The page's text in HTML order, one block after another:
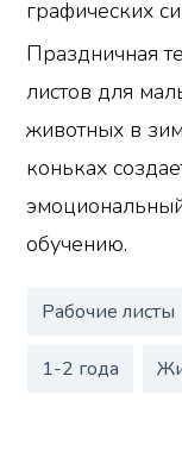
графических
Праздничная
листов для
животных в
коньках
обучению.
Рабочие листы
1-2 года